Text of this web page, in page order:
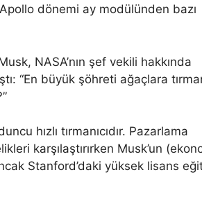
dönemi ay modülünden bazı
NASA’nın şef vekili hakkında
“En büyük şöhreti ağaçlara
hızlı tırmanıcıdır. Pazarlama
karşılaştırırken Musk’un
Stanford’daki yüksek lisans